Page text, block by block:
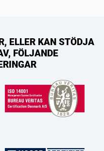
ELLER KAN STÖDJA
FÖLJANDE